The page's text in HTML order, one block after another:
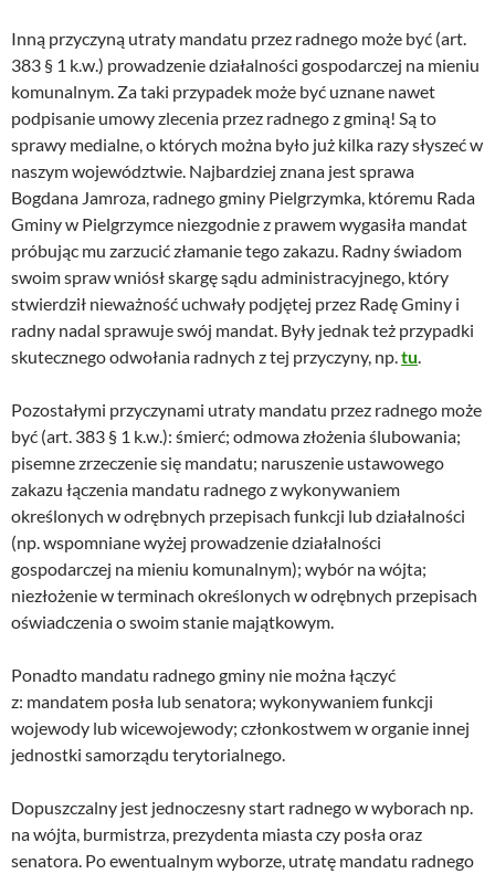
Inną przyczyną utraty mandatu przez radnego może być (art.
383 § 1 k.w.) prowadzenie działalności gospodarczej na mieniu
komunalnym. Za taki przypadek może być uznane nawet
podpisanie umowy zlecenia przez radnego z gminą! Są to
sprawy medialne, o których można było już kilka razy słyszeć w
naszym województwie. Najbardziej znana jest sprawa
Bogdana Jamroza, radnego gminy Pielgrzymka, któremu Rada
Gminy w Pielgrzymce niezgodnie z prawem wygasiła mandat
próbując mu zarzucić złamanie tego zakazu. Radny świadom
swoim spraw wniósł skargę sądu administracyjnego, który
stwierdził nieważność uchwały podjętej przez Radę Gminy i
radny nadal sprawuje swój mandat. Były jednak też przypadki
skutecznego odwołania radnych z tej przyczyny, np. tu
Pozostałymi przyczynami utraty mandatu przez radnego może
być (art. 383 § 1 k.w.): śmierć; odmowa złożenia ślubowania;
pisemne zrzeczenie się mandatu; naruszenie ustawowego
zakazu łączenia mandatu radnego z wykonywaniem
określonych w odrębnych przepisach funkcji lub działalności
(np. wspomniane wyżej prowadzenie działalności
gospodarczej na mieniu komunalnym); wybór na wójta;
niezłożenie w terminach określonych w odrębnych przepisach
oświadczenia o swoim stanie majątkowym.
Ponadto mandatu radnego gminy nie można łączyć
z: mandatem posła lub senatora; wykonywaniem funkcji
wojewody lub wicewojewody; członkostwem w organie innej
jednostki samorządu terytorialnego.
Dopuszczalny jest jednoczesny start radnego w wyborach np.
na wójta, burmistrza, prezydenta miasta czy posła oraz
senatora. Po ewentualnym wyborze, utratę mandatu radnego